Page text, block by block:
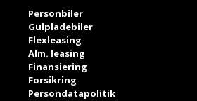
Personbiler
Gulpladebiler
Flexleasing
Alm. leasing
Finansiering
Forsikring
Persondatapolitik